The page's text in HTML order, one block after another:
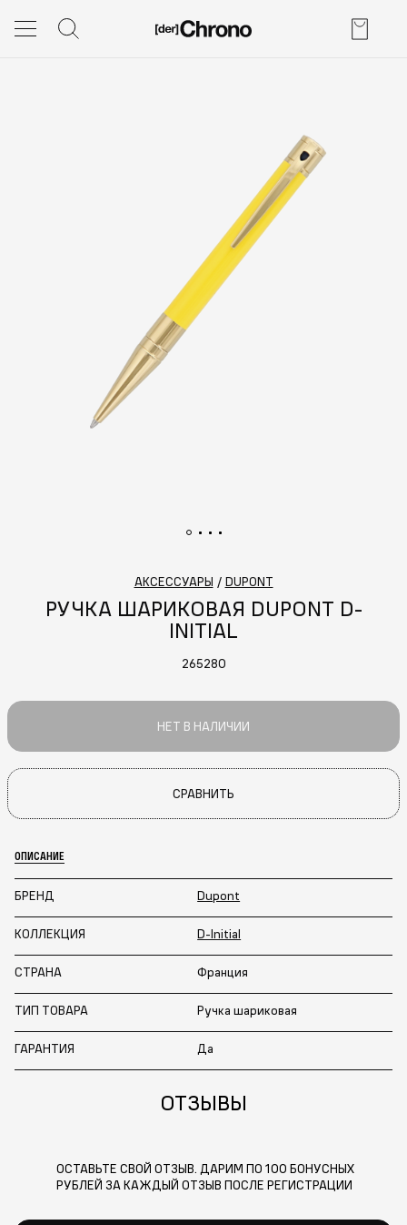
АКСЕССУАРЫ / DUPONT
РУЧКА ШАРИКОВАЯ DUPONT D-
INITIAL
265280
НЕТ В НАЛИЧИИ
СРАВНИТЬ
ОПИСАНИЕ
БРЕНД Dupont
КОЛЛЕКЦИЯ D-Initial
СТРАНА Франция
ТИП ТОВАРА Ручка шариковая
ГАРАНТИЯ Да
ОТЗЫВЫ
ОСТАВЬТЕ СВОЙ ОТЗЫВ. ДАРИМ ПО 100 БОНУСНЫХ
РУБЛЕЙ ЗА КАЖДЫЙ ОТЗЫВ ПОСЛЕ РЕГИСТРАЦИИ